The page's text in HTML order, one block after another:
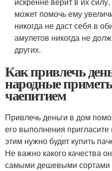
может помочь ему
никогда не даст себя в
амулетов никогда не
других.
Как привлечь
народные
чаепитием
Привлечь деньги в дом
его выполнения
этим нужно будет купить
Не важно какого качества
самыми дешевыми сортами